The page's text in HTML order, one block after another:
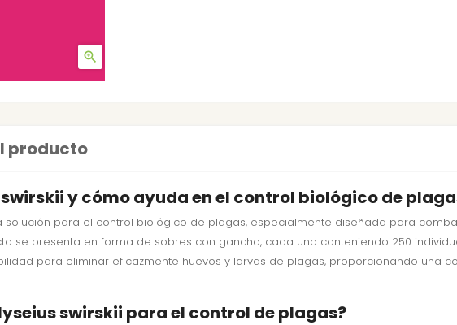

producto
y cómo ayuda en el control biológico de
solución para el control biológico de plagas, especialmente diseñada para
se presenta en forma de sobres con gancho, cada uno conteniendo 250
para eliminar eficazmente huevos y larvas de plagas, proporcionando una
swirskii para el control de plagas?